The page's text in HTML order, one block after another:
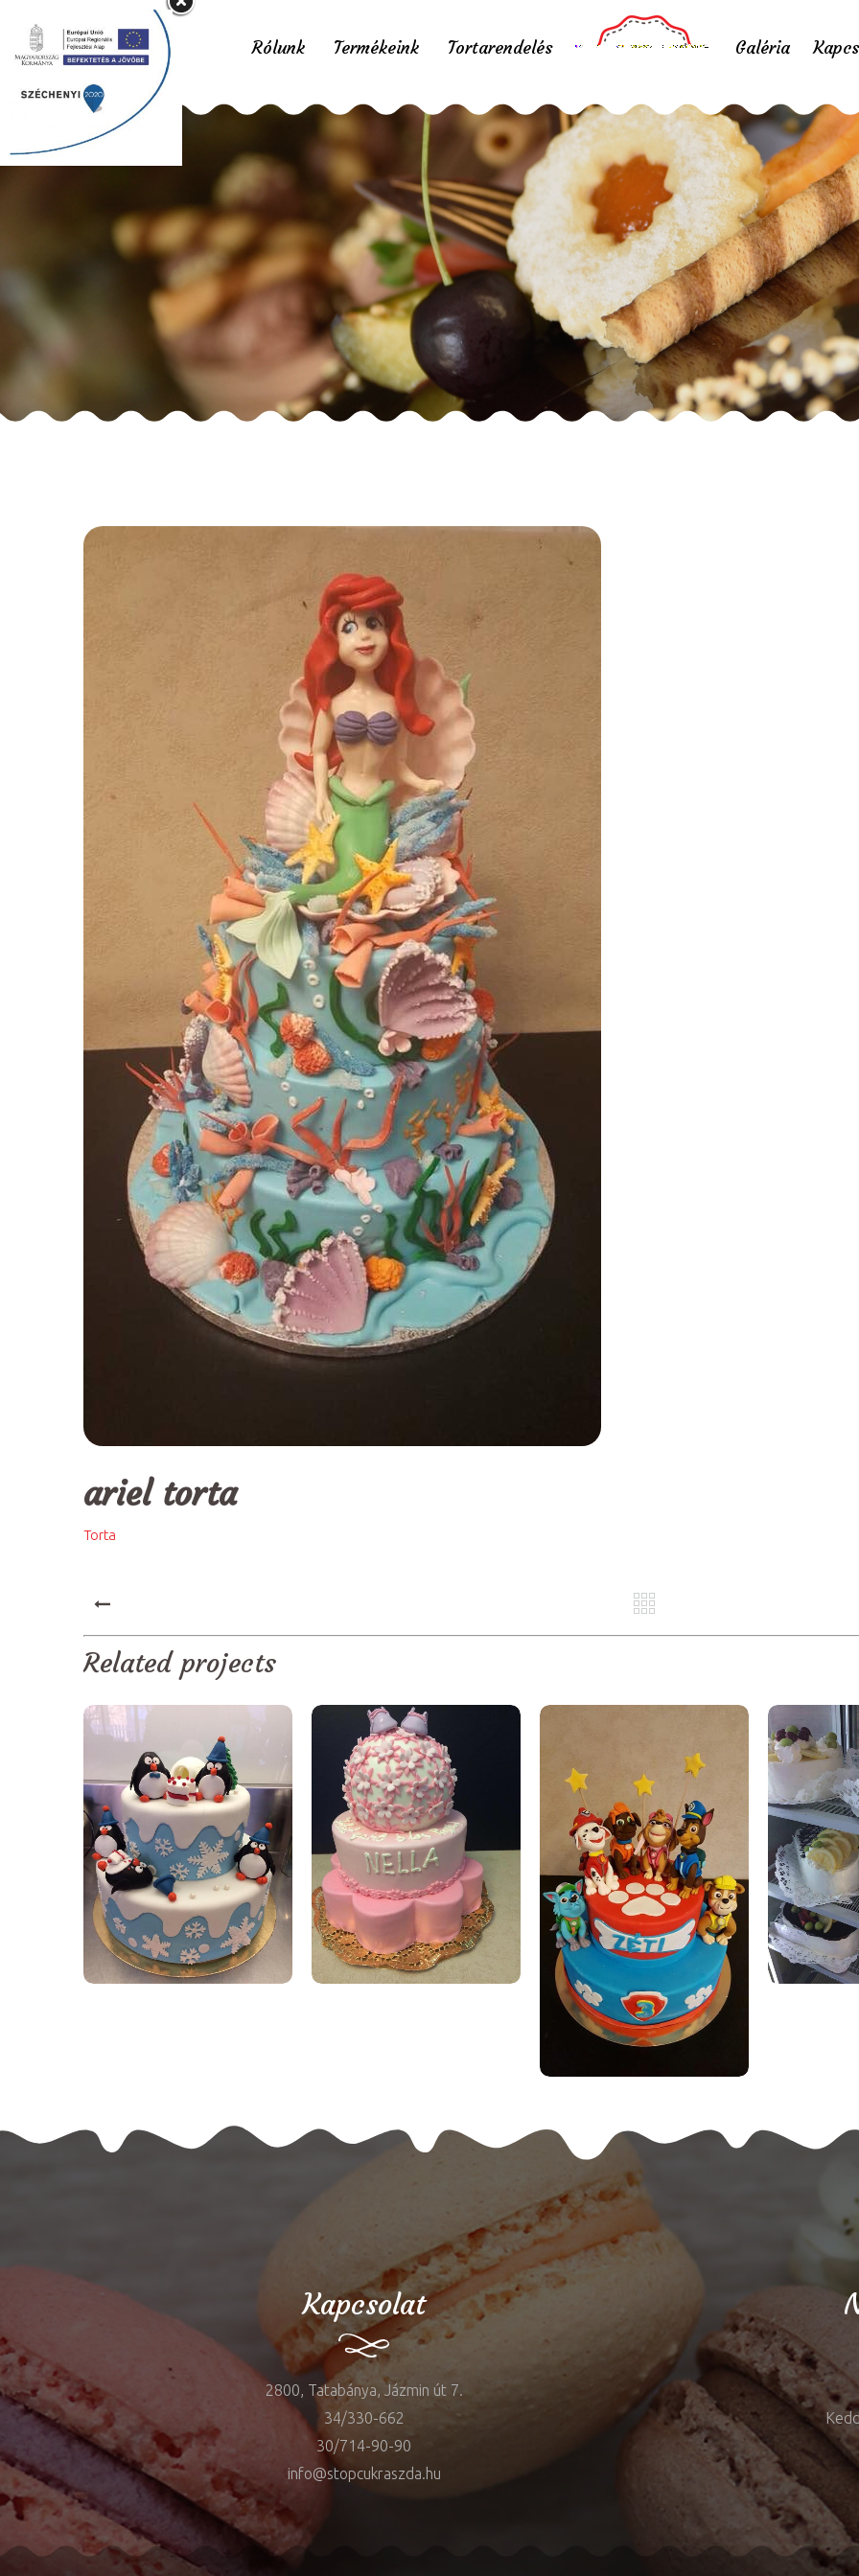
Rólunk Termékeink Tortarendelés Galéria
ariel torta
Home Portfolio items / ariel torta
ariel torta
Torta
PREV
Related projects
Kapcsolat
2800, Tatabánya, Jázmin út 7.
34/330-662
30/714-90-90
info@stopcukraszda.hu